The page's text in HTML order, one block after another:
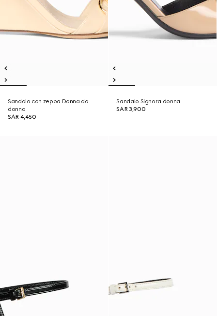
Sandalo con zeppa Donna da
donna
SAR 4,450
Sandalo Signora donna
SAR 3,900